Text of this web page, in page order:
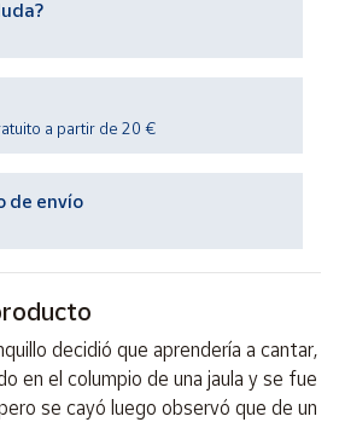
a partir de 20 €
de envío
decidió que aprendería a cantar,
en el columpio de una jaula y se fue
se cayó luego observó que de un